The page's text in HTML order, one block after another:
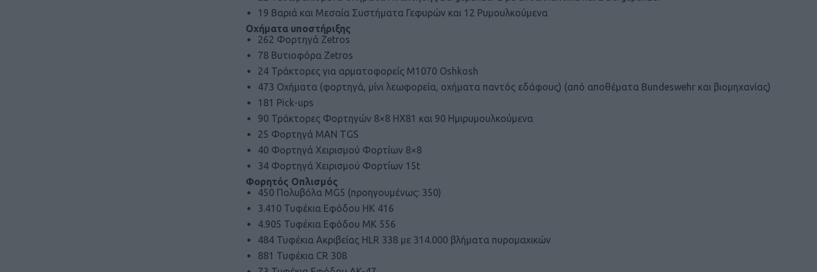
19 Βαριά και Μεσαία Συστήματα Γεφυρών και 12 Ρυμουλκούμενα
Οχήματα υποστήριξης
262 Φορτηγά Zetros
78 Βυτιοφόρα Zetros
24 Τράκτορες για αρματοφορείς M1070 Oshkosh
473 Οχήματα (φορτηγά, μίνι λεωφορεία, οχήματα παντός εδάφους) (από αποθέματα Bundeswehr και βιομηχανίας)
181 Pick-ups
90 Τράκτορες Φορτηγών 8×8 HX81 και 90 Ημιρυμουλκούμενα
25 Φορτηγά MAN TGS
40 Φορτηγά Χειρισμού Φορτίων 8×8
34 Φορτηγά Χειρισμού Φορτίων 15t
Φορητός Οπλισμός
450 Πολυβόλα MG5 (προηγουμένως: 350)
3.410 Τυφέκια Εφόδου HK 416
4.905 Τυφέκια Εφόδου MK 556
484 Τυφέκια Ακριβείας HLR 338 με 314.000 βλήματα πυρομαχικών
881 Τυφέκια CR 308